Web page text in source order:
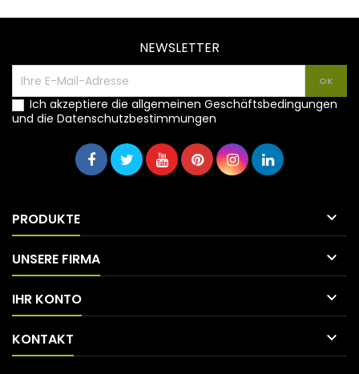
NEWSLETTER
Ich akzeptiere die allgemeinen Geschäftsbedingungen
und die Datenschutzbestimmungen
PRODUKTE 
UNSERE FIRMA 
IHR KONTO 
KONTAKT 